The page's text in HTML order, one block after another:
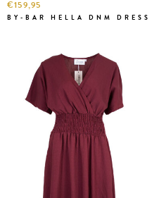
€159,95
BY-BAR HELLA DNM DRESS